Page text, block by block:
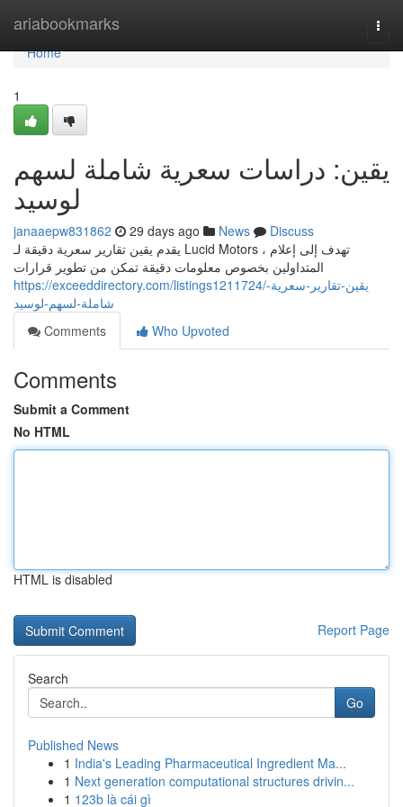
ariabookmarks
Home
Home
1
يقين: دراسات سعرية شاملة لسهم
لوسيد
janaaepw831862 29 days ago News
Discuss
يقدم يقين تقارير سعرية دقيقة لـ Lucid Motors ، تهدف إلى إعلام
المتداولين بخصوص معلومات دقيقة تمكن من تطوير قرارات
https://exceeddirectory.com/listings1211724/يقين-تقارير-سعرية-
شاملة-لسهم-لوسيد
Comments
Who Upvoted
Comments
Submit a Comment
No HTML
HTML is disabled
Report Page
Search
Go
Published News
1 India's Leading Pharmaceutical Ingredient Ma...
1 Next generation computational structures drivin...
1 123b là cái gì